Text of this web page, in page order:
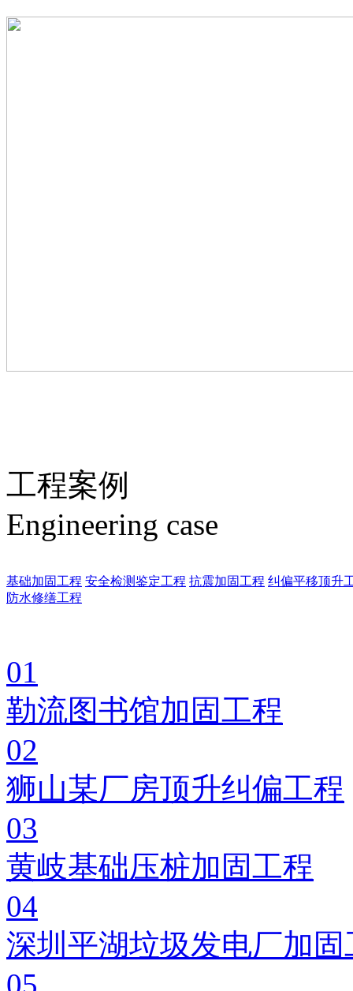
工程案例
Engineering case
基础加固工程 安全检测鉴定工程 抗震加固工程 纠偏平移顶升
防水修缮工程
01
勒流图书馆加固工程
02
狮山某厂房顶升纠偏工程
03
黄岐基础压桩加固工程
04
深圳平湖垃圾发电厂加固